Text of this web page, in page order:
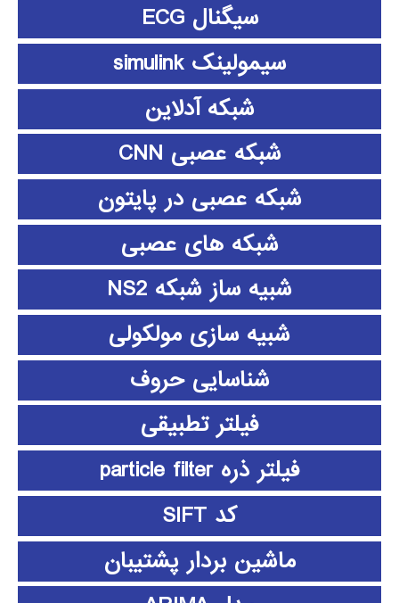
سیگنال ECG
سیمولینک simulink
شبکه آدلاین
شبکه عصبی CNN
شبکه عصبی در پایتون
شبکه های عصبی
شبیه ساز شبکه NS2
شبیه سازی مولکولی
شناسایی حروف
فیلتر تطبیقی
فیلتر ذره particle filter
کد SIFT
ماشین بردار پشتیبان